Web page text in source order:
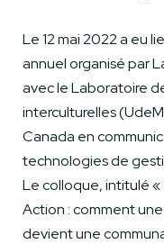
Le 12 mai 2022 a eu
annuel organisé par
avec le Laboratoire
interculturelles
Canada en
technologies de
Le colloque, intitulé
Action : comment
devient une